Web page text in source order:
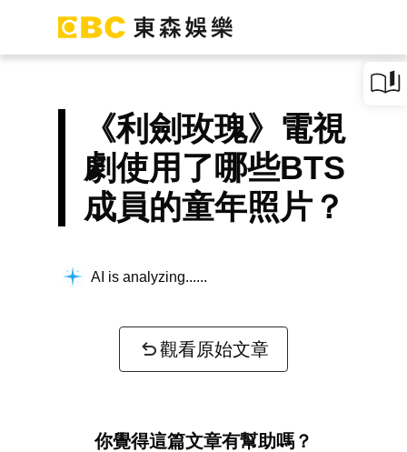
《利劍玫瑰》電視
劇使用了哪些BTS
成員的童年照片？
AI is analyzing...
觀看原始文章
你覺得這篇文章有幫助嗎？